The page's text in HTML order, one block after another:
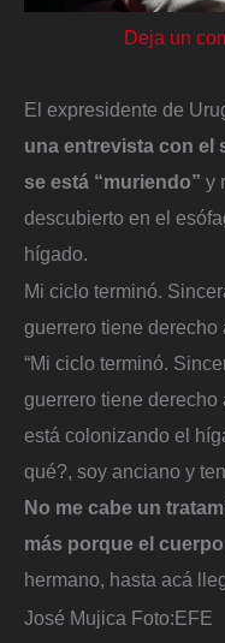
Deja un
El expresidente de
una entrevista con el
se está “muriendo” y
descubierto en el
hígado.
Mi ciclo terminó.
guerrero tiene derecho
“Mi ciclo terminó.
guerrero tiene
está colonizando el
qué?, soy anciano y
No me cabe un
más porque el
hermano, hasta acá
José Mujica Foto:EFE